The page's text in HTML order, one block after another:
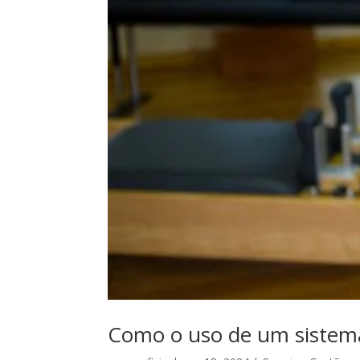
Como o uso de um